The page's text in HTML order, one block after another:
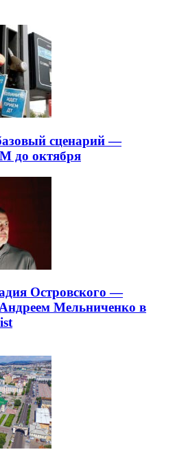
сценарий —
до октября
Островского —
Мельниченко в